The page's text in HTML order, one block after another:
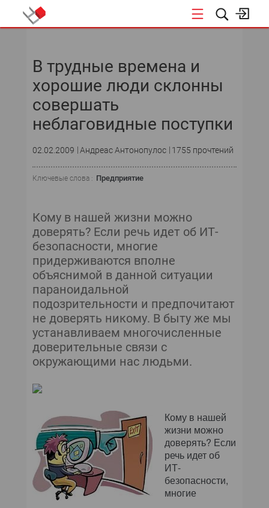
В трудные времена и
хорошие люди склонны
совершать
неблаговидные поступки
02.02.2009 Андреас Антонопулос 1755 прочтений
Ключевые слова : Предприятие
Кому в нашей жизни можно
доверять? Если речь идет об ИТ-
безопасности, многие
придерживаются вполне
объяснимой в данной ситуации
параноидальной
подозрительности и предпочитают
не доверять никому. В быту же мы
устанавливаем многочисленные
доверительные связи с
окружающими нас людьми.
Кому в нашей
жизни можно
доверять? Если
речь идет об
ИТ-
безопасности,
многие